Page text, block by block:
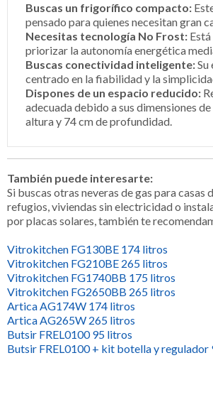
Buscas un frigorífico compacto:
pensado para quienes necesitan gran
Necesitas tecnología No Frost:
priorizar la autonomía energética
Buscas conectividad inteligente:Su
centrado en la fiabilidad y la
Dispones de un espacio reducido:
adecuada debido a sus dimensiones
altura y 74 cm de profundidad.
También puede interesarte:
Si buscas otras neveras de gas para casas
refugios, viviendas sin electricidad o
por placas solares, también te
Vitrokitchen FG130BE 174 litros
Vitrokitchen FG210BE 265 litros
Vitrokitchen FG1740BB 175 litros
Vitrokitchen FG2650BB 265 litros
Artica AG174W 174 litros
Artica AG265W 265 litros
Butsir FREL0100 95 litros
Butsir FREL0100 + kit botella y regulador